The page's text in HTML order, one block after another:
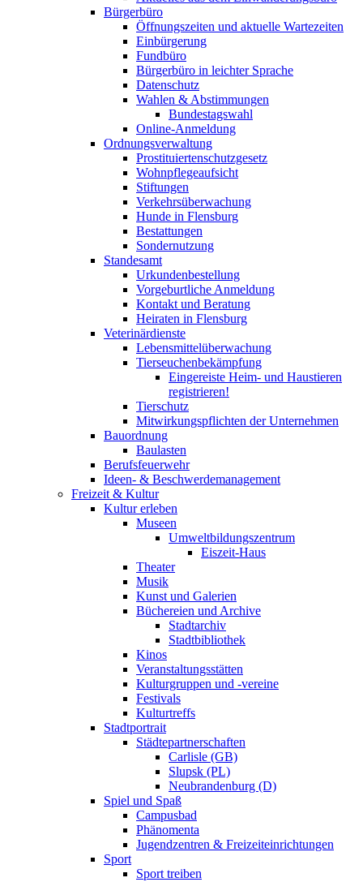
Bürgerbüro
Öffnungszeiten und aktuelle Wartezeiten
Einbürgerung
Fundbüro
Bürgerbüro in leichter Sprache
Datenschutz
Wahlen & Abstimmungen
Bundestagswahl
Online-Anmeldung
Ordnungsverwaltung
Prostituiertenschutzgesetz
Wohnpflegeaufsicht
Stiftungen
Verkehrsüberwachung
Hunde in Flensburg
Bestattungen
Sondernutzung
Standesamt
Urkundenbestellung
Vorgeburtliche Anmeldung
Kontakt und Beratung
Heiraten in Flensburg
Veterinärdienste
Lebensmittelüberwachung
Tierseuchenbekämpfung
Eingereiste Heim- und Haustieren
registrieren!
Tierschutz
Mitwirkungspflichten der Unternehmen
Bauordnung
Baulasten
Berufsfeuerwehr
Ideen- & Beschwerdemanagement
Freizeit & Kultur
Kultur erleben
Museen
Umweltbildungszentrum
Eiszeit-Haus
Theater
Musik
Kunst und Galerien
Büchereien und Archive
Stadtarchiv
Stadtbibliothek
Kinos
Veranstaltungsstätten
Kulturgruppen und -vereine
Festivals
Kulturtreffs
Stadtportrait
Städtepartnerschaften
Carlisle (GB)
Slupsk (PL)
Neubrandenburg (D)
Spiel und Spaß
Campusbad
Phänomenta
Jugendzentren & Freizeiteinrichtungen
Sport
Sport treiben